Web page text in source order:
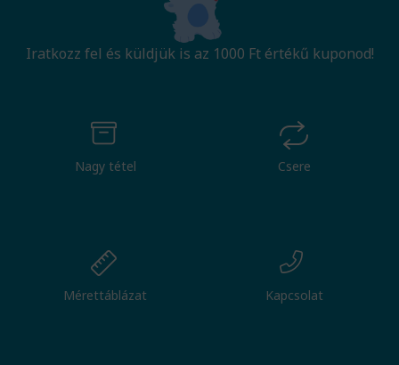
Iratkozz fel és küldjük is az 1000 Ft értékű kuponod!
Nagy tétel Csere
Mérettáblázat Kapcsolat